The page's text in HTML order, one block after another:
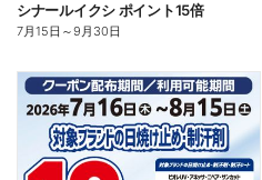
シナールイクシ ポイント15倍
7月15日 ～9月30日